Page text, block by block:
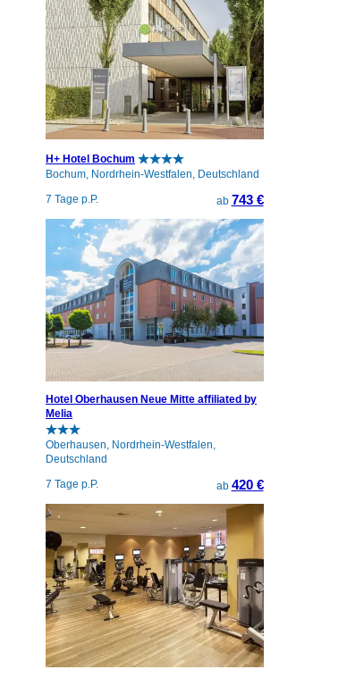
H+ Hotel Bochum
Bochum, Nordrhein-Westfalen, Deutschland
7 Tage p.P.
ab 743 €
Hotel Oberhausen Neue Mitte affiliated by
Melia
Oberhausen, Nordrhein-Westfalen,
Deutschland
7 Tage p.P.
ab 420 €